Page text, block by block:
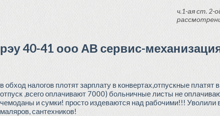
ч.1-ая ст. 2-
рэу 40-41 ооо АВ сервис-
в обход налогов плотят зарплату в конвертах,отпускные
отпуск ,всего оплачивают 7000) больничные листы не
чемоданы и сумки! просто издеваются над рабочими!!! Уволили
маляров, сантехников!